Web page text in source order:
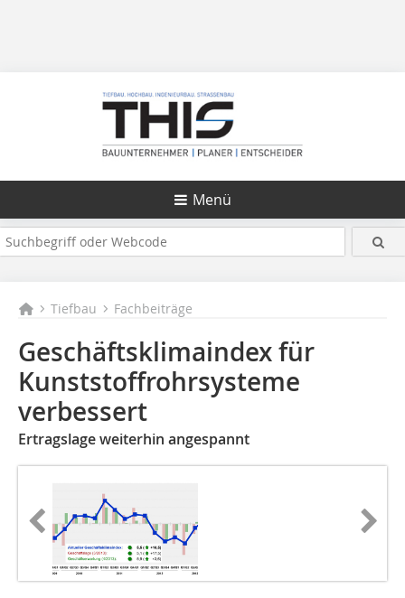
Menü
Tiefbau Fachbeiträge
Geschäftsklimaindex für
Kunststoffrohrsysteme
verbessert
Ertragslage weiterhin angespannt